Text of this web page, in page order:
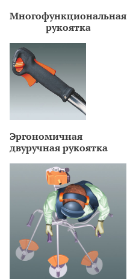
Многофункциональная
рукоятка
Эргономичная
двуручная рукоятка